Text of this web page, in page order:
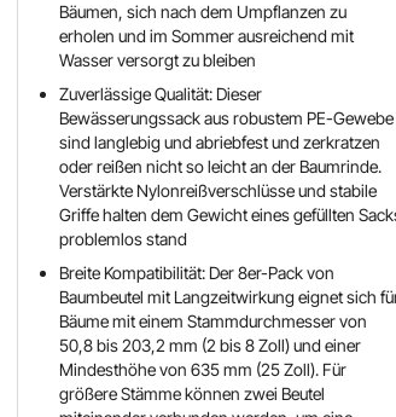
Bäumen, sich nach dem Umpflanzen zu
erholen und im Sommer ausreichend mit
Wasser versorgt zu bleiben
Zuverlässige Qualität: Dieser
Bewässerungssack aus robustem PE-Gewebe
sind langlebig und abriebfest und zerkratzen
oder reißen nicht so leicht an der Baumrinde.
Verstärkte Nylonreißverschlüsse und stabile
Griffe halten dem Gewicht eines gefüllten
problemlos stand
Breite Kompatibilität: Der 8er-Pack von
Baumbeutel mit Langzeitwirkung eignet sich
Bäume mit einem Stammdurchmesser von
50,8 bis 203,2 mm (2 bis 8 Zoll) und einer
Mindesthöhe von 635 mm (25 Zoll). Für
größere Stämme können zwei Beutel